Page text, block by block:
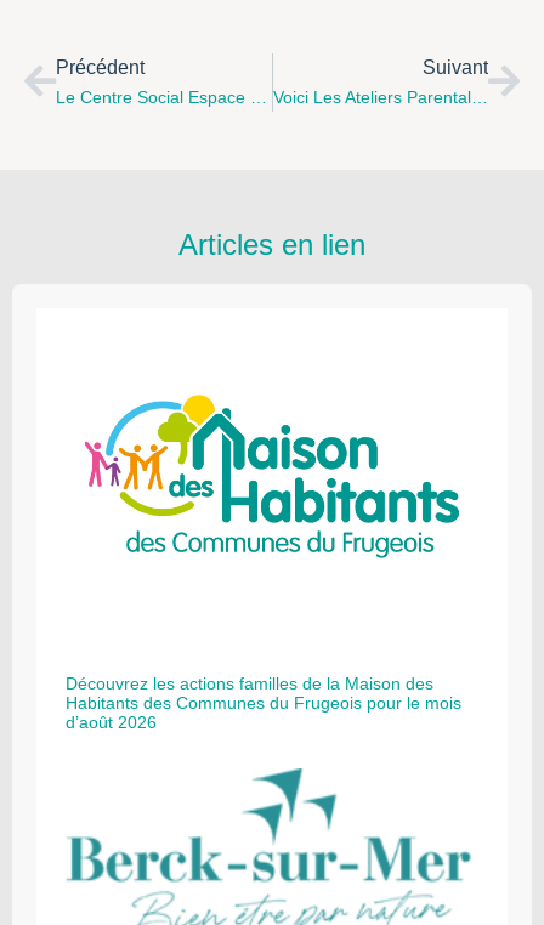
Précédent Suivant
Voici Les Ateliers Parentalité De L’Association DSU
Articles en lien
Découvrez les actions familles de la Maison des
Habitants des Communes du Frugeois pour le mois
d’août 2026